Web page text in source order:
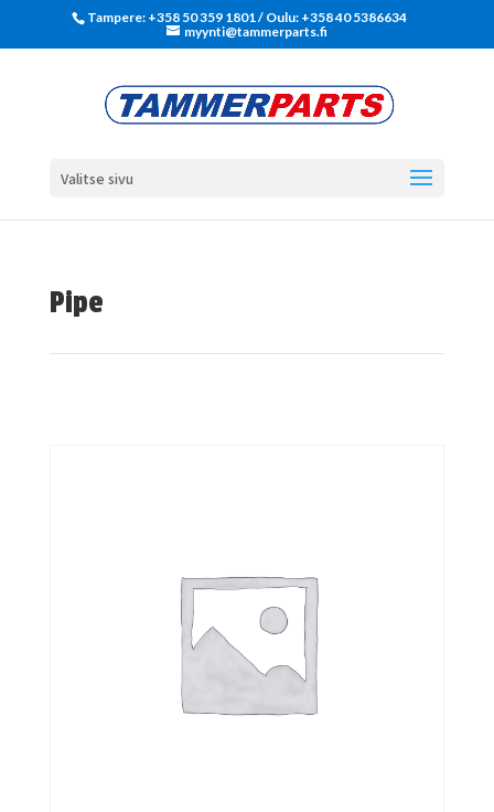
Tampere: +358 50 359 1801‬ / Oulu: +358 40 5386634
myynti@tammerparts.fi
Valitse sivu
Pipe